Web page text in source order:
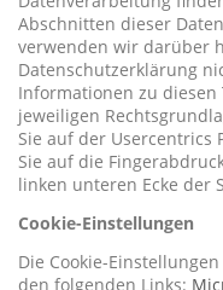
Abschnitten dieser
verwenden wir darüber
Datenschutzerklärung
Informationen zu
jeweiligen
Sie auf der Usercentrics
Sie auf die
linken unteren Ecke der
Cookie-Einstellungen
Die Cookie-
den folgenden Links: